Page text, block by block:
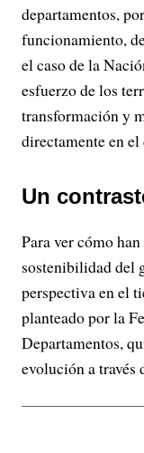
departamentos,
funcionamiento,
el caso de la
esfuerzo de los
transformación y
directamente en
Un
Para ver cómo
sostenibilidad del
perspectiva en el
planteado por la
Departamentos,
evolución a través